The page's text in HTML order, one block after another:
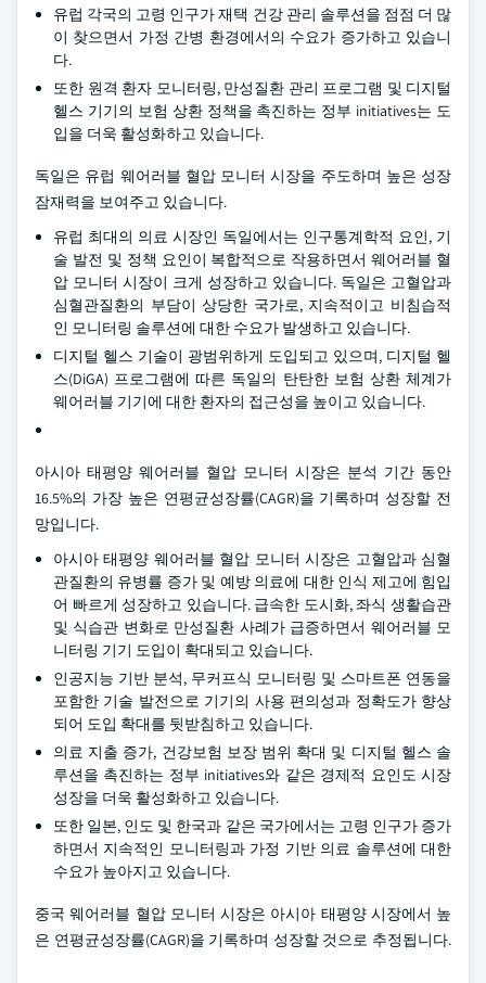
유럽 각국의 고령 인구가 재택 건강 관리 솔루션을 점점 더 많
이 찾으면서 가정 간병 환경에서의 수요가 증가하고 있습니
다.
또한 원격 환자 모니터링, 만성질환 관리 프로그램 및 디지털
헬스 기기의 보험 상환 정책을 촉진하는 정부 initiatives는 도
입을 더욱 활성화하고 있습니다.
독일은 유럽 웨어러블 혈압 모니터 시장을 주도하며 높은 성장
잠재력을 보여주고 있습니다.
유럽 최대의 의료 시장인 독일에서는 인구통계학적 요인, 기
술 발전 및 정책 요인이 복합적으로 작용하면서 웨어러블 혈
압 모니터 시장이 크게 성장하고 있습니다. 독일은 고혈압과
심혈관질환의 부담이 상당한 국가로, 지속적이고 비침습적
인 모니터링 솔루션에 대한 수요가 발생하고 있습니다.
디지털 헬스 기술이 광범위하게 도입되고 있으며, 디지털 헬
스(DiGA) 프로그램에 따른 독일의 탄탄한 보험 상환 체계가
웨어러블 기기에 대한 환자의 접근성을 높이고 있습니다.
아시아 태평양 웨어러블 혈압 모니터 시장은 분석 기간 동안
16.5%의 가장 높은 연평균성장률(CAGR)을 기록하며 성장할 전
망입니다.
아시아 태평양 웨어러블 혈압 모니터 시장은 고혈압과 심혈
관질환의 유병률 증가 및 예방 의료에 대한 인식 제고에 힘입
어 빠르게 성장하고 있습니다. 급속한 도시화, 좌식 생활습관
및 식습관 변화로 만성질환 사례가 급증하면서 웨어러블 모
니터링 기기 도입이 확대되고 있습니다.
인공지능 기반 분석, 무커프식 모니터링 및 스마트폰 연동을
포함한 기술 발전으로 기기의 사용 편의성과 정확도가 향상
되어 도입 확대를 뒷받침하고 있습니다.
의료 지출 증가, 건강보험 보장 범위 확대 및 디지털 헬스 솔
루션을 촉진하는 정부 initiatives와 같은 경제적 요인도 시장
성장을 더욱 활성화하고 있습니다.
또한 일본, 인도 및 한국과 같은 국가에서는 고령 인구가 증가
하면서 지속적인 모니터링과 가정 기반 의료 솔루션에 대한
수요가 높아지고 있습니다.
중국 웨어러블 혈압 모니터 시장은 아시아 태평양 시장에서 높
은 연평균성장률(CAGR)을 기록하며 성장할 것으로 추정됩니다.